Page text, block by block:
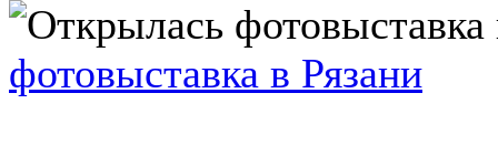
фотовыставка в Рязани